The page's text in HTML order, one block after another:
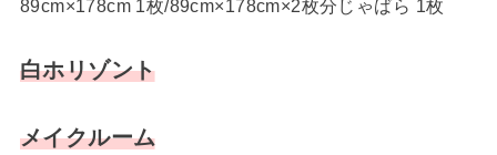
89cm×178cm 1枚/89cm×178cm×2枚分じゃばら 1枚
白ホリゾント
メイクルーム